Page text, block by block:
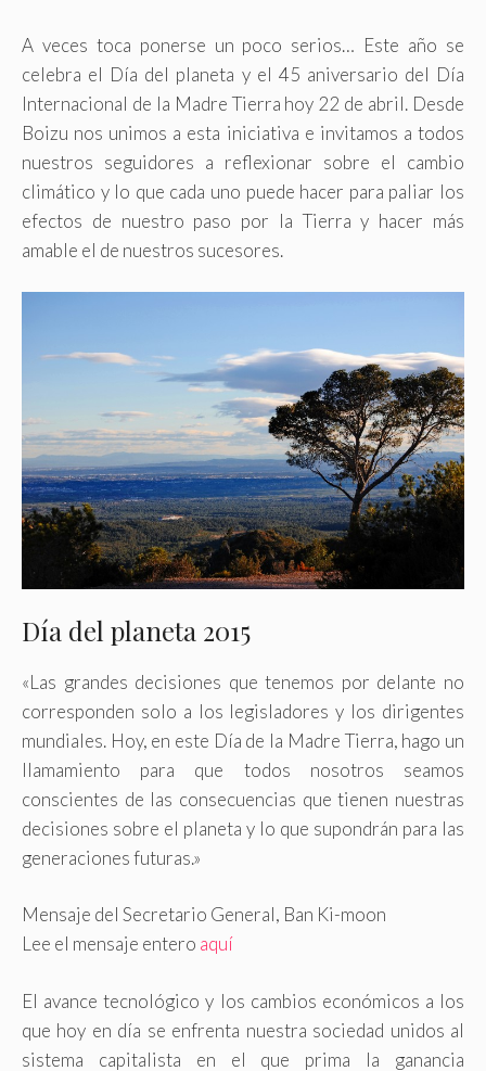
A veces toca ponerse un poco serios… Este año se
celebra el Día del planeta y el 45 aniversario del Día
Internacional de la Madre Tierra hoy 22 de abril. Desde
Boizu nos unimos a esta iniciativa e invitamos a todos
nuestros seguidores a reflexionar sobre el cambio
climático y lo que cada uno puede hacer para paliar los
efectos de nuestro paso por la Tierra y hacer más
amable el de nuestros sucesores.
Día del planeta 2015
«Las grandes decisiones que tenemos por delante no
corresponden solo a los legisladores y los dirigentes
mundiales. Hoy, en este Día de la Madre Tierra, hago un
llamamiento para que todos nosotros seamos
conscientes de las consecuencias que tienen nuestras
decisiones sobre el planeta y lo que supondrán para las
generaciones futuras.»
Mensaje del Secretario General, Ban Ki-moon
Lee el mensaje entero aquí
El avance tecnológico y los cambios económicos a los
que hoy en día se enfrenta nuestra sociedad unidos al
sistema capitalista en el que prima la ganancia